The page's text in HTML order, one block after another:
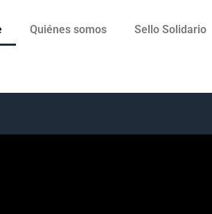
Quiénes somos Sello Solidario